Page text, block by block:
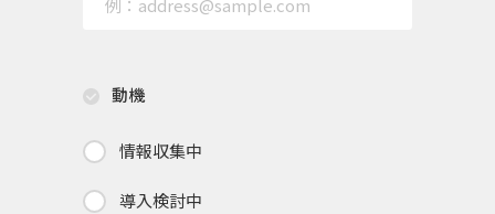
動機
情報収集中
導入検討中